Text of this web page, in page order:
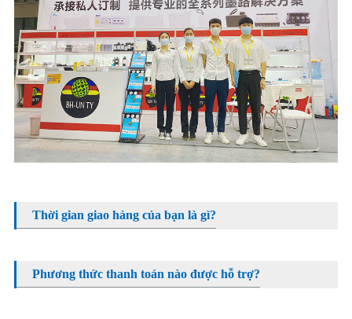
Thời gian giao hàng của bạn là gì?
Phương thức thanh toán nào được hỗ trợ?